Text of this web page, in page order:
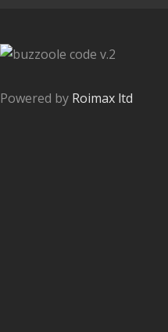
v.2
Powered by Roimax ltd